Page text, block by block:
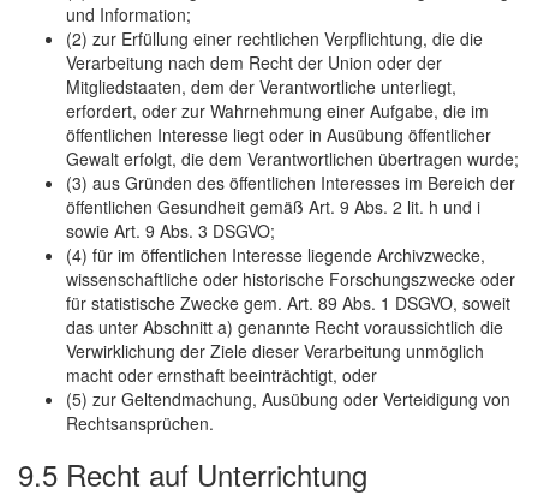
und Information;
(2) zur Erfüllung einer rechtlichen Verpflichtung, die die
Verarbeitung nach dem Recht der Union oder der
Mitgliedstaaten, dem der Verantwortliche unterliegt,
erfordert, oder zur Wahrnehmung einer Aufgabe, die im
öffentlichen Interesse liegt oder in Ausübung öffentlicher
Gewalt erfolgt, die dem Verantwortlichen übertragen wurde;
(3) aus Gründen des öffentlichen Interesses im Bereich der
öffentlichen Gesundheit gemäß Art. 9 Abs. 2 lit. h und i
sowie Art. 9 Abs. 3 DSGVO;
(4) für im öffentlichen Interesse liegende Archivzwecke,
wissenschaftliche oder historische Forschungszwecke oder
für statistische Zwecke gem. Art. 89 Abs. 1 DSGVO, soweit
das unter Abschnitt a) genannte Recht voraussichtlich die
Verwirklichung der Ziele dieser Verarbeitung unmöglich
macht oder ernsthaft beeinträchtigt, oder
(5) zur Geltendmachung, Ausübung oder Verteidigung von
Rechtsansprüchen.
9.5 Recht auf Unterrichtung